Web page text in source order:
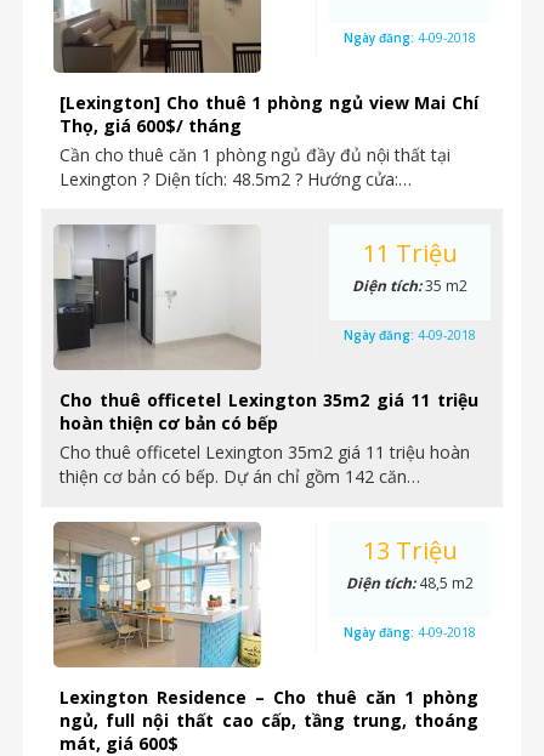
[Lexington] Cho thuê 1 phòng ngủ view Mai Chí
Thọ, giá 600$/ tháng
Cần cho thuê căn 1 phòng ngủ đầy đủ nội thất tại
Lexington ? Diện tích: 48.5m2 ? Hướng cửa:…
Ngày đăng: 4-09-2018
Cho thuê officetel Lexington 35m2 giá 11 triệu
hoàn thiện cơ bản có bếp
Cho thuê officetel Lexington 35m2 giá 11 triệu hoàn
thiện cơ bản có bếp. Dự án chỉ gồm 142 căn…
11 Triệu
Diện tích:35 m2
Ngày đăng: 4-09-2018
Lexington Residence – Cho thuê căn 1 phòng
ngủ, full nội thất cao cấp, tầng trung, thoáng
mát, giá 600$
13 Triệu
Diện tích:48,5 m2
Ngày đăng: 4-09-2018